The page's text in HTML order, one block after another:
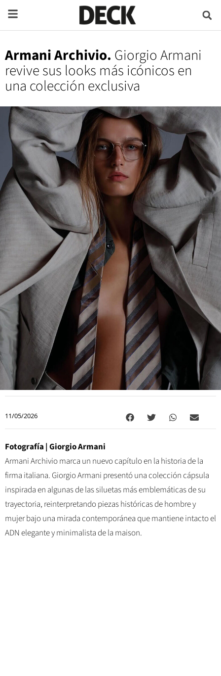
Armani Archivio. Giorgio Armani
revive sus looks más icónicos en
una colección exclusiva
11/05/2026
Fotografía | Giorgio Armani
Armani Archivio marca un nuevo capítulo en la historia de la
firma italiana. Giorgio Armani presentó una colección cápsula
inspirada en algunas de las siluetas más emblemáticas de su
trayectoria, reinterpretando piezas históricas de hombre y
mujer bajo una mirada contemporánea que mantiene intacto el
ADN elegante y minimalista de la maison.